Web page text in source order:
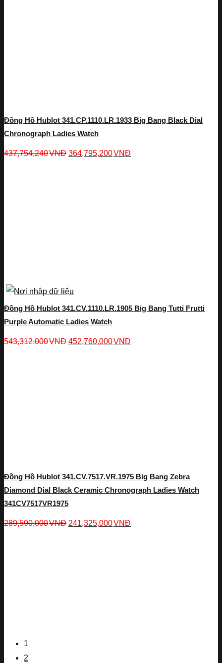
Đồng Hồ Hublot 341.CP.1110.LR.1933 Big Bang Black Dial
Chronograph Ladies Watch
437,754,240VNĐ 364,795,200VNĐ
Đồng Hồ Hublot 341.CV.1110.LR.1905 Big Bang Tutti Frutti
Purple Automatic Ladies Watch
543,312,000VNĐ 452,760,000VNĐ
Đồng Hồ Hublot 341.CV.7517.VR.1975 Big Bang Zebra
Diamond Dial Black Ceramic Chronograph Ladies Watch
341CV7517VR1975
289,590,000VNĐ 241,325,000VNĐ
1
2